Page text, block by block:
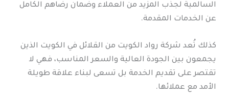
السالمية لجذب المزيد من العملاء وضمان رضاهم الكامل
عن الخدمات المقدمة.
كذلك تُعد شركة رواد الكويت من القلائل في الكويت الذين
يجمعون بين الجودة العالية والسعر المناسب، فهي لا
تقتصر على تقديم الخدمة بل تسعى لبناء علاقة طويلة
الأمد مع عملائها.